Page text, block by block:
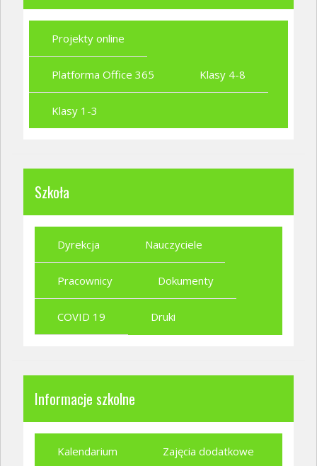
Projekty online
Platforma Office 365 Klasy 4-8
Klasy 1-3
Szkoła
Dyrekcja Nauczyciele
Pracownicy Dokumenty
COVID 19 Druki
Informacje szkolne
Kalendarium Zajęcia dodatkowe